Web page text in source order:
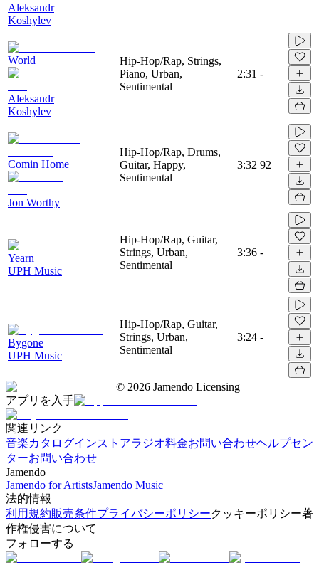
Aleksandr
Koshylev
World
Aleksandr
Koshylev
Hip-Hop/Rap, Strings,
Piano, Urban,
Sentimental
2:31 -
Comin Home
Jon Worthy
Hip-Hop/Rap, Drums,
Guitar, Happy,
Sentimental
3:32 92
Yearn
UPH Music
Hip-Hop/Rap, Guitar,
Strings, Urban,
Sentimental
3:36 -
Bygone
UPH Music
Hip-Hop/Rap, Guitar,
Strings, Urban,
Sentimental
3:24 -
© 2026 Jamendo Licensing
アプリを入手
関連リンク
音楽カタログインストアラジオ料金お問い合わせヘルプセン
ターお問い合わせ
Jamendo
Jamendo for ArtistsJamendo Music
法的情報
利用規約販売条件プライバシーポリシークッキーポリシー著
作権侵害について
フォローする